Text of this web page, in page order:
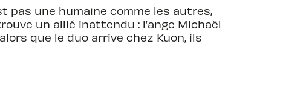
pas une humaine comme les autres,
un allié inattendu : l’ange Michaël
que le duo arrive chez Kuon, ils